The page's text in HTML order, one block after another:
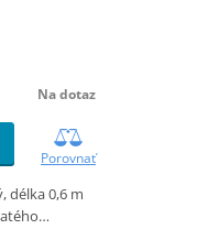
Na dotaz
Porovnať
délka 0,6 m